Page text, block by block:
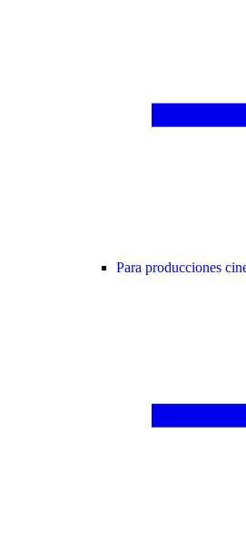
Para producciones